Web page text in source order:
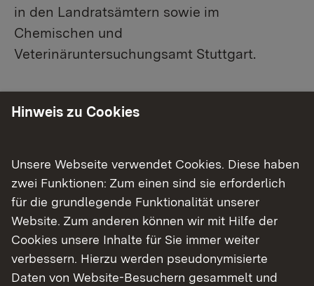
in den Landratsämtern sowie im
Chemischen und
Veterinäruntersuchungsamt Stuttgart.
Unsere Aufgaben im Detail
Personal
Ausbildung
Hinweis zu Cookies
Unsere Webseite verwendet Cookies. Diese haben
zwei Funktionen: Zum einen sind sie erforderlich
für die grundlegende Funktionalität unserer
Website. Zum anderen können wir mit Hilfe der
Cookies unsere Inhalte für Sie immer weiter
verbessern. Hierzu werden pseudonymisierte
Daten von Website-Besuchern gesammelt und